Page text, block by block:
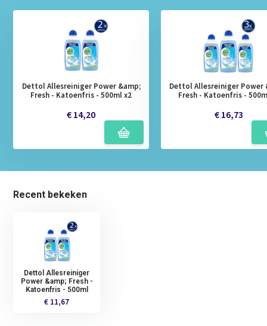
Dettol Allesreiniger Power &amp;
Fresh - Katoenfris - 500ml x2
€ 14,20
Dettol Allesreiniger Power
Fresh - Katoenfris -
€ 16,73
Recent bekeken
Dettol Allesreiniger
Power &amp; Fresh -
Katoenfris - 500ml
€ 11,67